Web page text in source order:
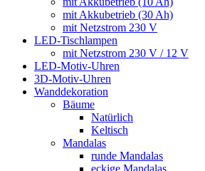
mit Akkubetrieb (30 Ah)
mit Netzstrom 230 V
LED-Tischlampen
mit Netzstrom 230 V / 12 V
LED-Motiv-Uhren
3D-Motiv-Uhren
Wanddekoration
Bäume
Natürlich
Keltisch
Mandalas
runde Mandalas